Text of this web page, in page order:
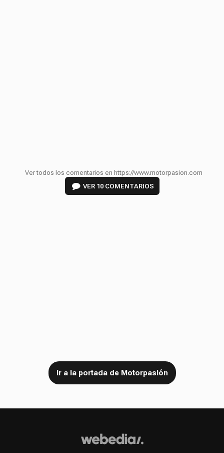
Ver todos los comentarios en https://www.motorpasion.com
VER 10 COMENTARIOS
Ir a la portada de Motorpasión